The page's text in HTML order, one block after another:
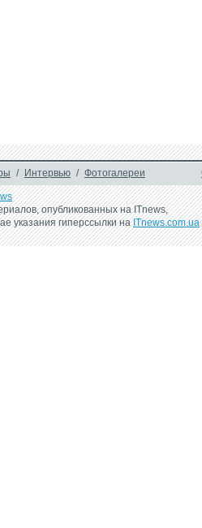
/ Интервью / Фотогалереи
опубликованных на ITnews,
указания гиперссылки наITnews.com.ua